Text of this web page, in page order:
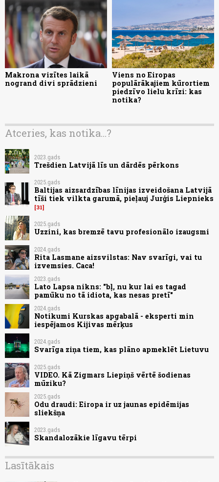
Makrona vizītes laikā
nogrand divi sprādzieni
Viens no Eiropas
populārākajiem kūrortiem
piedzīvo lielu krīzi: kas
notika?
Atceries, kas notika...?
2023.gads
Trešdien Latvijā līs un dārdēs pērkons
2025.gads
Baltijas aizsardzības līnijas izveidošana Latvijā
tīši tiek vilkta garumā, pieļauj Jurģis Liepnieks
31
2025.gads
Uzzini, kas bremzē tavu profesionālo izaugsmi
2024.gads
Rita Lasmane aizsvilstas: Nav svarīgi, vai tu
izvemsies. Caca!
2023.gads
Lato Lapsa nikns: "bļ, nu kur lai es tagad
pamūku no tā idiota, kas nesas pretī"
2024.gads
Notikumi Kurskas apgabalā - eksperti min
iespējamos Kijivas mērķus
2024.gads
Svarīga ziņa tiem, kas plāno apmeklēt Lietuvu
2025.gads
VIDEO. Kā Zigmars Liepiņš vērtē šodienas
mūziku?
2025.gads
Odu draudi: Eiropa ir uz jaunas epidēmijas
sliekšņa
2023.gads
Skandalozākie līgavu tērpi
Lasītākais